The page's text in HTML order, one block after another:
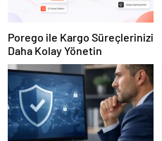
Porego ile Kargo Süreçlerinizi
Daha Kolay Yönetin